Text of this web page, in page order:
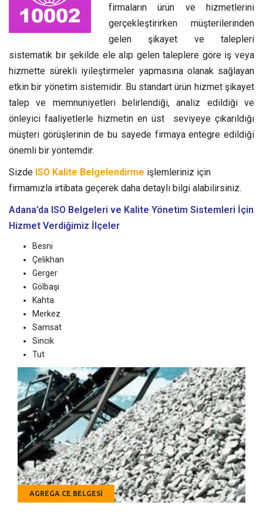
firmaların ürün ve hizmetlerini
gerçekleştirirken müşterilerinden
gelen şikayet ve talepleri
sistematik bir şekilde ele alıp gelen taleplere göre iş veya
hizmette sürekli iyileştirmeler yapmasına olanak sağlayan
etkin bir yönetim sistemidir. Bu standart ürün hizmet şikayet
talep ve memnuniyetleri belirlendiği, analiz edildiği ve
önleyici faaliyetlerle hizmetin en üst seviyeye çıkarıldığı
müşteri görüşlerinin de bu sayede firmaya entegre edildiği
önemli bir yöntemdir.
Sizde ISO Kalite Belgelendirme işlemleriniz için
firmamızla irtibata geçerek daha detaylı bilgi alabilirsiniz.
Adana’da ISO Belgeleri ve Kalite Yönetim Sistemleri İçin
Hizmet Verdiğimiz İlçeler
Besni
Çelikhan
Gerger
Gölbaşı
Kahta
Merkez
Samsat
Sincik
Tut
AGREGA CE BELGESI